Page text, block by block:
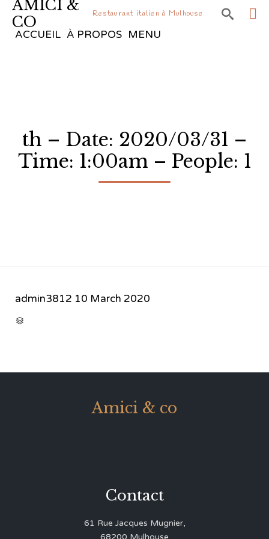
AMICI &
CO
Restaurant italien à Mulhouse 
ACCUEIL À PROPOS MENU
th – Date: 2020/03/31 –
Time: 1:00am – People: 1
admin3812 10 March 2020

Amici & co
Contact
61 Rue Jacques Mugnier,